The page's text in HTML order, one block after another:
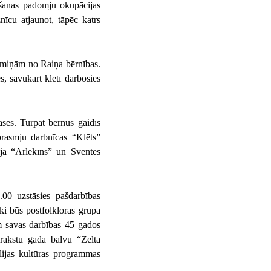
padomju okupācijas
atjaunot, tāpēc katrs
no Raiņa bērnības.
savukārt klētī darbosies
Turpat bērnus gaidīs
darbnīcas “Klēts”
“Arlekīns” un Sventes
uzstāsies pašdarbības
būs postfolkloras grupa
darbības 45 gados
gada balvu “Zelta
kultūras programmas